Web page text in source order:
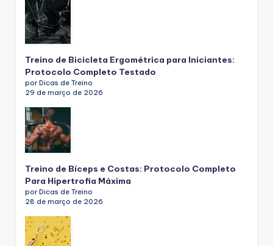
Treino de Bicicleta Ergométrica para Iniciantes:
Protocolo Completo Testado
por Dicas de Treino
29 de março de 2026
Treino de Bíceps e Costas: Protocolo Completo
Para Hipertrofia Máxima
por Dicas de Treino
28 de março de 2026